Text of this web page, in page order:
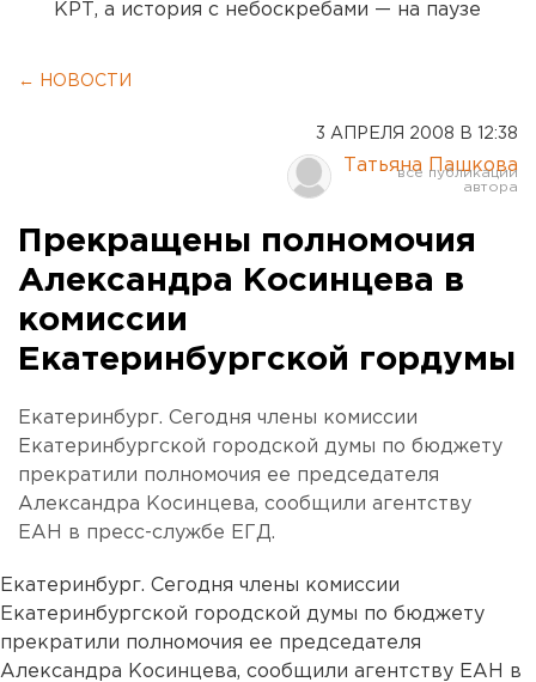
КРТ, а история с небоскребами — на паузе
← НОВОСТИ
3 АПРЕЛЯ 2008 В 12:38
Татьяна Пашкова
Прекращены полномочия
Александра Косинцева в
комиссии
Екатеринбургской гордумы
Екатеринбург. Сегодня члены комиссии
Екатеринбургской городской думы по бюджету
прекратили полномочия ее председателя
Александра Косинцева, сообщили агентству
ЕАН в пресс-службе ЕГД.
Екатеринбург. Сегодня члены комиссии
Екатеринбургской городской думы по бюджету
прекратили полномочия ее председателя
Александра Косинцева, сообщили агентству ЕАН в